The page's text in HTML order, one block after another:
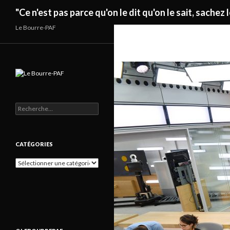
"Ce n'est pas parce qu'on le dit qu'on le sait, sachez
Le Bourre-PAF
Rechercher :
CATÉGORIES
Catégories